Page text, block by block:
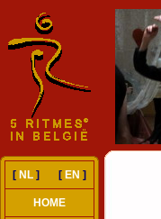
[ NL ] [ EN ]
HOME